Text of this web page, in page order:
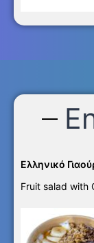
Ελληνικό
Fruit salad with